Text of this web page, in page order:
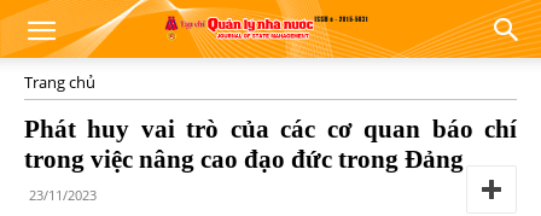
Trang chủ
Phát huy vai trò của các cơ quan báo chí
trong việc nâng cao đạo đức trong Đảng
23/11/2023